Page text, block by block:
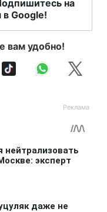
на
Google!
вам удобно!